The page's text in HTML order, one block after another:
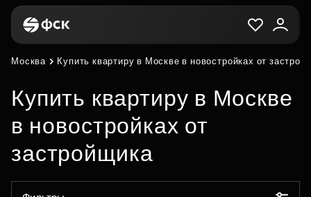
Москва Купить квартиру в Москве в новостройках от
Купить квартиру в Москве
в новостройках от
застройщика